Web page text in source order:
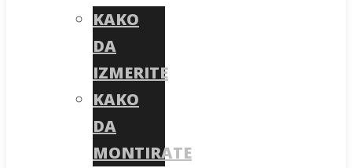
KAKO
DA
IZMERITE
KAKO
DA
MONTIRATE